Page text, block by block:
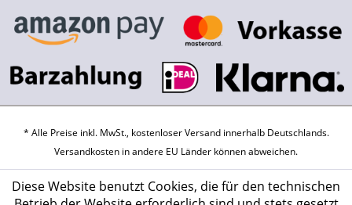
* Alle Preise inkl. MwSt., kostenloser Versand innerhalb Deutschlands.
Versandkosten in andere EU Länder können abweichen.
Diese Website benutzt Cookies, die für den technischen